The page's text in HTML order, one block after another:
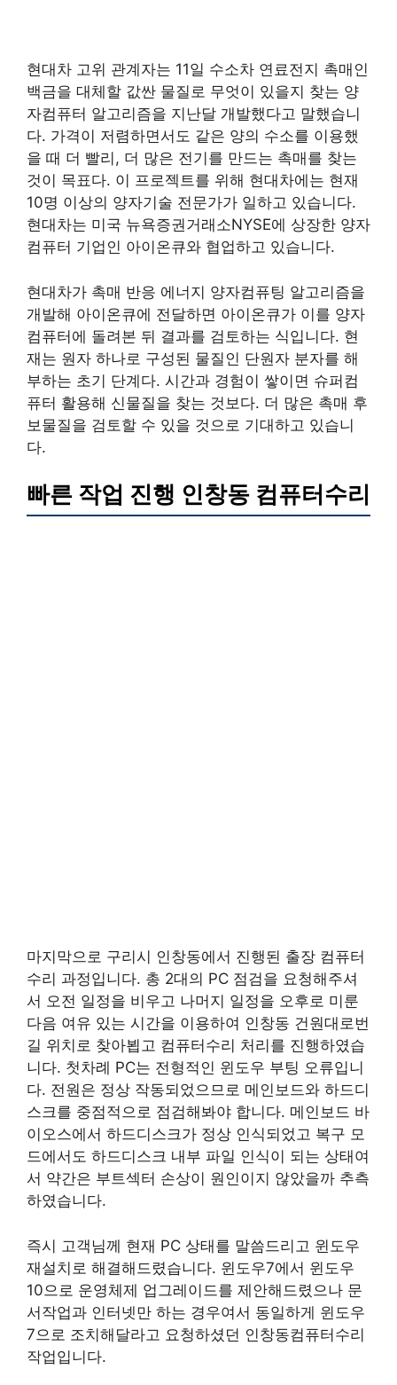
현대차 고위 관계자는 11일 수소차 연료전지 촉매인
백금을 대체할 값싼 물질로 무엇이 있을지 찾는 양
자컴퓨터 알고리즘을 지난달 개발했다고 말했습니
다. 가격이 저렴하면서도 같은 양의 수소를 이용했
을 때 더 빨리, 더 많은 전기를 만드는 촉매를 찾는
것이 목표다. 이 프로젝트를 위해 현대차에는 현재
10명 이상의 양자기술 전문가가 일하고 있습니다.
현대차는 미국 뉴욕증권거래소NYSE에 상장한 양자
컴퓨터 기업인 아이온큐와 협업하고 있습니다.
현대차가 촉매 반응 에너지 양자컴퓨팅 알고리즘을
개발해 아이온큐에 전달하면 아이온큐가 이를 양자
컴퓨터에 돌려본 뒤 결과를 검토하는 식입니다. 현
재는 원자 하나로 구성된 물질인 단원자 분자를 해
부하는 초기 단계다. 시간과 경험이 쌓이면 슈퍼컴
퓨터 활용해 신물질을 찾는 것보다. 더 많은 촉매 후
보물질을 검토할 수 있을 것으로 기대하고 있습니
다.
빠른 작업 진행 인창동 컴퓨터수리
마지막으로 구리시 인창동에서 진행된 출장 컴퓨터
수리 과정입니다. 총 2대의 PC 점검을 요청해주셔
서 오전 일정을 비우고 나머지 일정을 오후로 미룬
다음 여유 있는 시간을 이용하여 인창동 건원대로번
길 위치로 찾아뵙고 컴퓨터수리 처리를 진행하였습
니다. 첫차례 PC는 전형적인 윈도우 부팅 오류입니
다. 전원은 정상 작동되었으므로 메인보드와 하드디
스크를 중점적으로 점검해봐야 합니다. 메인보드 바
이오스에서 하드디스크가 정상 인식되었고 복구 모
드에서도 하드디스크 내부 파일 인식이 되는 상태여
서 약간은 부트섹터 손상이 원인이지 않았을까 추측
하였습니다.
즉시 고객님께 현재 PC 상태를 말씀드리고 윈도우
재설치로 해결해드렸습니다. 윈도우7에서 윈도우
10으로 운영체제 업그레이드를 제안해드렸으나 문
서작업과 인터넷만 하는 경우여서 동일하게 윈도우
7으로 조치해달라고 요청하셨던 인창동컴퓨터수리
작업입니다.